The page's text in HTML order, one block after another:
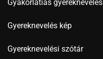
Gyakorlatias gyereknevelés
Gyereknevelés kép
Gyereknevelési szótár